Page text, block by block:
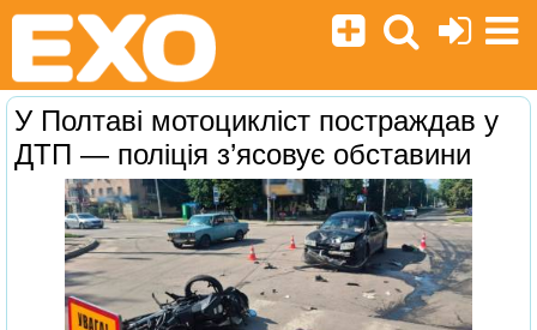
У Полтаві мотоцикліст постраждав у
ДТП — поліція з’ясовує обставини